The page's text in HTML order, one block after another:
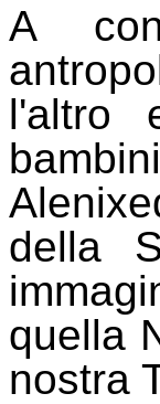
A
l'altro
della
quella
nostra